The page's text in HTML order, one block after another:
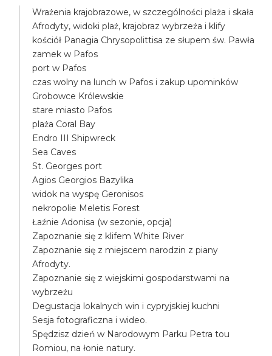
Wrażenia krajobrazowe, w szczególności plaża i skała
Afrodyty, widoki plaż, krajobraz wybrzeża i klify
kościół Panagia Chrysopolittisa ze słupem św. Pawła
zamek w Pafos
port w Pafos
czas wolny na lunch w Pafos i zakup upominków
Grobowce Królewskie
stare miasto Pafos
plaża Coral Bay
Endro III Shipwreck
Sea Caves
St. Georges port
Agios Georgios Bazylika
widok na wyspę Geronisos
nekropolie Meletis Forest
Łaźnie Adonisa (w sezonie, opcja)
Zapoznanie się z klifem White River
Zapoznanie się z miejscem narodzin z piany
Afrodyty.
Zapoznanie się z wiejskimi gospodarstwami na
wybrzeżu
Degustacja lokalnych win i cypryjskiej kuchni
Sesja fotograficzna i wideo.
Spędzisz dzień w Narodowym Parku Petra tou
Romiou, na łonie natury.